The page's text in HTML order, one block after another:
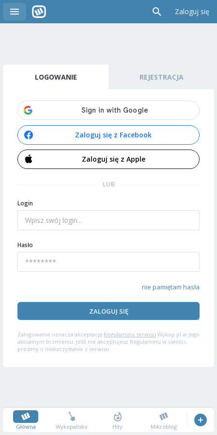
Zaloguj się
LOGOWANIE REJESTRACJA
Zaloguj się z Facebook
Zaloguj się z Apple
LUB
Login
Hasło
nie pamiętam hasła
ZALOGUJ SIĘ
Zalogowanie oznacza akceptację Regulaminu serwisu Wykop.pl w jego
aktualnym brzmieniu. Jeśli nie akceptujesz Regulaminu w całości,
prosimy o niekorzystanie z serwisu.
Główna Wykopalisko Hity Mikroblog